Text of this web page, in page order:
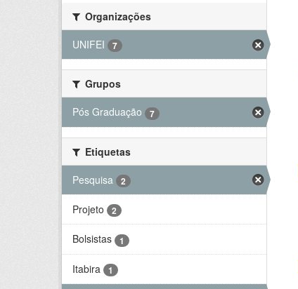
Organizações
UNIFEI
7
Grupos
Pós Graduação
7
Etiquetas
Pesquisa
2
Projeto 2
Bolsistas 1
Itabira 1